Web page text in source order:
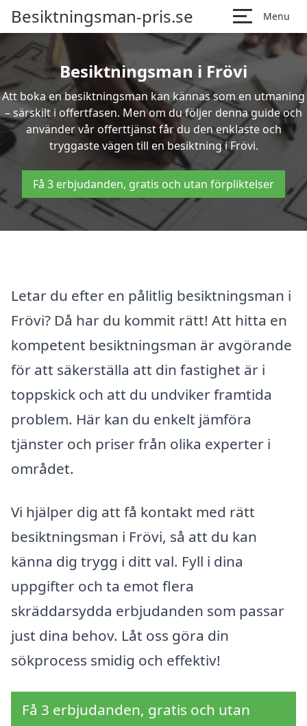
Besiktningsman-pris.se Menu
Besiktningsman i Frövi
Att boka en besiktningsman kan kännas som en utmaning
– särskilt i offertfasen. Men om du följer denna guide och
använder vår offerttjänst får du den enklaste och
tryggaste vägen till en besiktning i Frövi.
Få 3 erbjudanden, gratis och utan förpliktelser
Letar du efter en pålitlig besiktningsman i
Frövi? Då har du kommit rätt! Att hitta en
kompetent besiktningsman är avgörande
för att säkerställa att din fastighet är i
toppskick och att du undviker framtida
problem. Här kan du enkelt jämföra
tjänster och priser från olika experter i
området.
Vi hjälper dig att få kontakt med rätt
besiktningsman i Frövi, så att du kan
känna dig trygg i ditt val. Fyll i dina
uppgifter och ta emot flera
skräddarsydda erbjudanden som passar
just dina behov. Låt oss göra din
sökprocess smidig och effektiv!
Få 3 erbjudanden, gratis och utan